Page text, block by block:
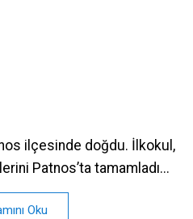
ilçesinde doğdu. İlkokul,
Patnos’ta tamamladı...
Oku